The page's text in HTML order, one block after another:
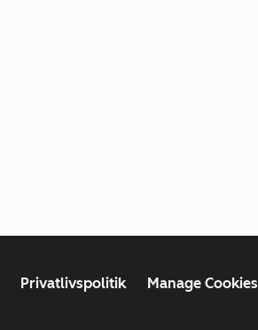
Privatlivspolitik Manage Cookies